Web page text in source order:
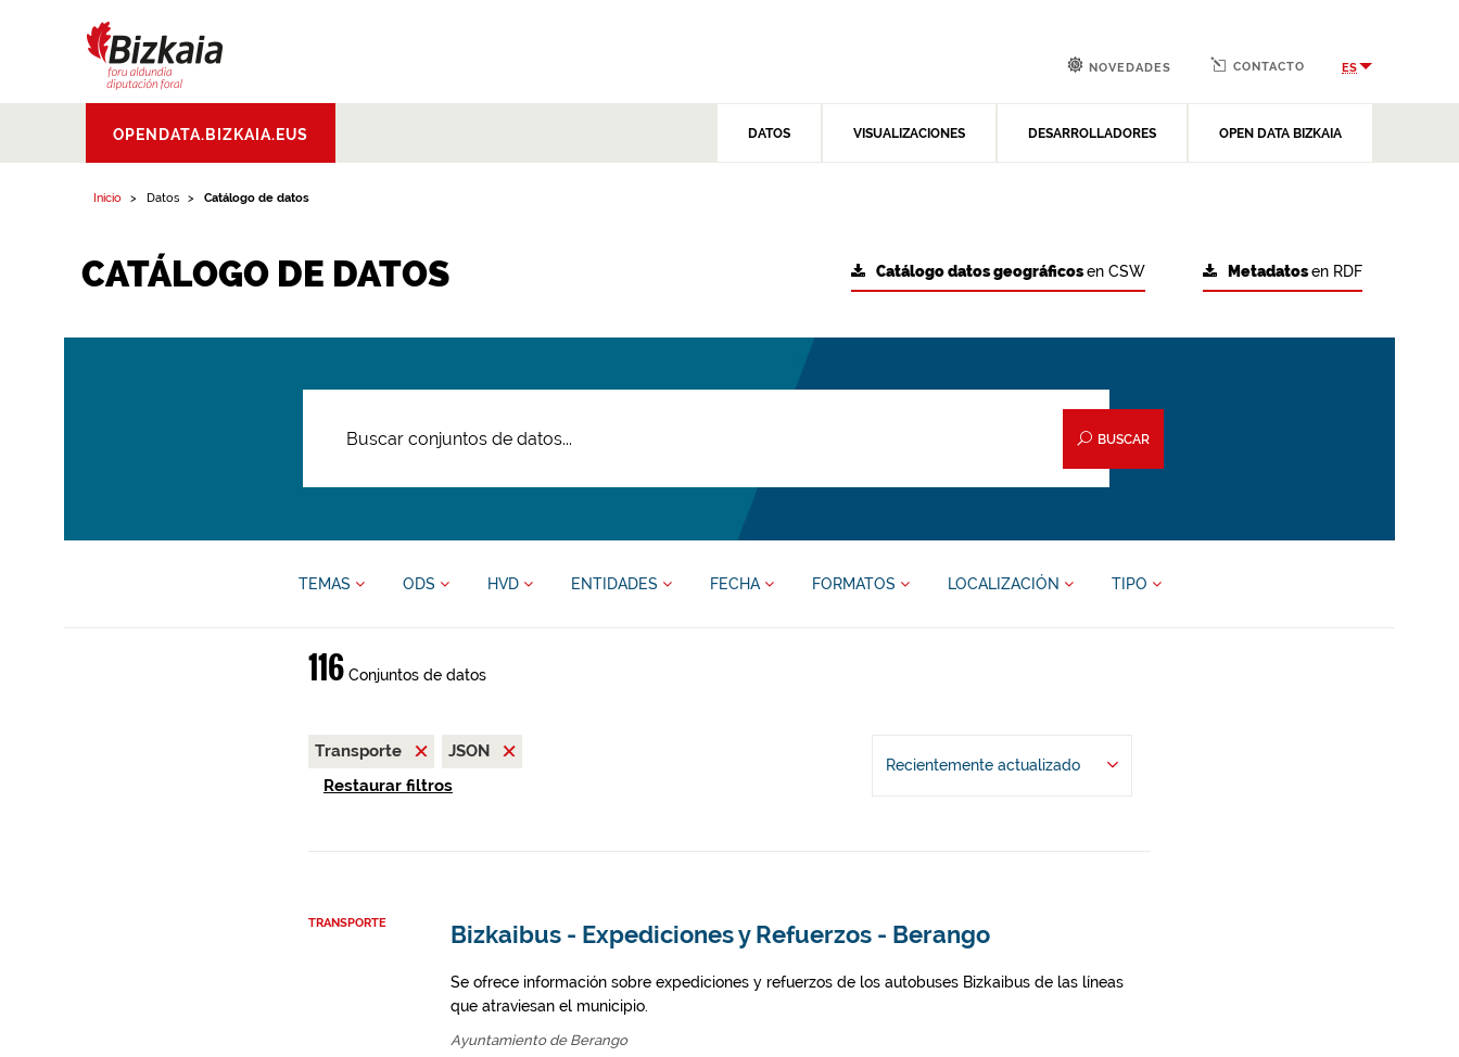
Aldundia.Diputacion
Foral de Bizkaia
OPENDATA.BIZKAIA.EUS DATOS VISUALIZACIONES DESARROLLADORES OPEN DATA BIZKAIA
NOVEDADES CONTACTO ES
Inicio Datos Catálogo de datos
CATÁLOGO DE DATOS Metadatosen RDF
Catálogo datos geográficosen CSW
BUSCAR
TEMAS ODS HVD ENTIDADES FECHA FORMATOS LOCALIZACIÓN TIPO
116Conjuntos de datos
Transporte
JSON
Restaurar filtros
Recientemente actualizado
TRANSPORTE Bizkaibus - Expediciones y Refuerzos - Berango
Se ofrece información sobre expediciones y refuerzos de los autobuses Bizkaibus de las líneas
que atraviesan el municipio.
Ayuntamiento de Berango